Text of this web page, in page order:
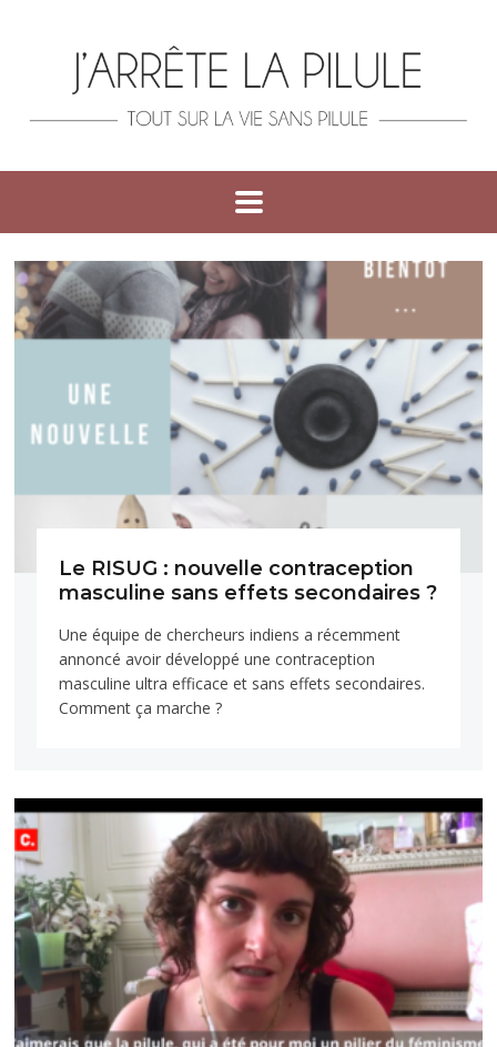
Le RISUG : nouvelle contraception
masculine sans effets secondaires ?
Une équipe de chercheurs indiens a récemment
annoncé avoir développé une contraception
masculine ultra efficace et sans effets secondaires.
Comment ça marche ?